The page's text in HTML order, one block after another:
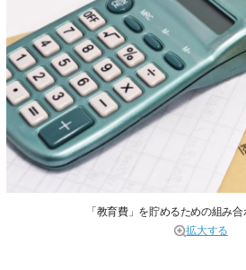
「教育費」を貯めるための組み
拡大する